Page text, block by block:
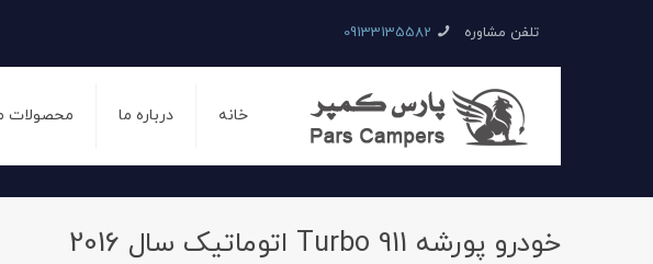
تلفن مشاوره 09133135582
خانه درباره ما محصولات
خودرو پورشه 911 Turbo اتوماتیک سال 2016